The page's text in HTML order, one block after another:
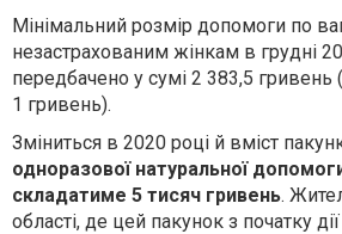
Мінімальний розмір допомоги по
незастрахованим жінкам в грудні
передбачено у сумі 2 383,5 гривень
1 гривень).
Зміниться в 2020 році й вміст
одноразової натуральної
складатиме 5 тисяч гривень.
області, де цей пакунок з початку